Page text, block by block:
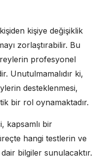
kişiye değişiklik
zorlaştırabilir. Bu
profesyonel
Unutulmamalıdır ki,
desteklenmesi,
bir rol oynamaktadır.
kapsamlı bir
hangi testlerin ve
bilgiler sunulacaktır.